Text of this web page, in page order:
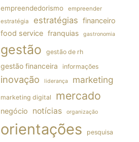
empreendedorismo
empreender
estratégia
estratégias financeiro
food service franquias gastronomia
gestão gestão de rh
gestão financeira informações
inovação liderança marketing
marketing digital mercado
negócio notícias organização
orientações pesquisa